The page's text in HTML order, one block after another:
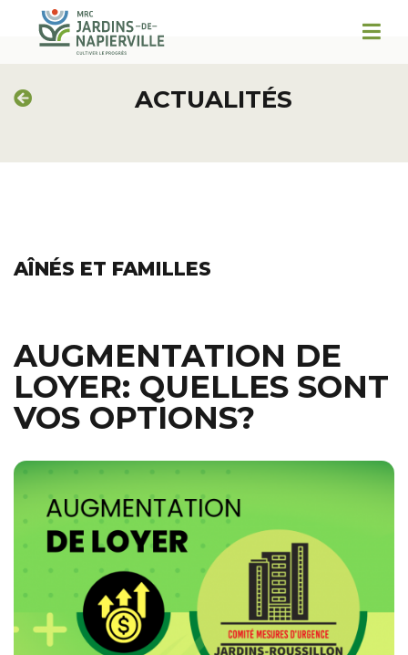
ACTUALITÉS
AÎNÉS ET FAMILLES
AUGMENTATION DE
LOYER: QUELLES SONT
VOS OPTIONS?